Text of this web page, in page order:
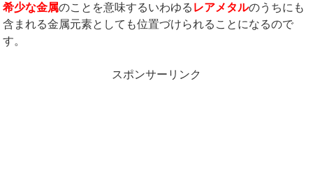
希少な金属のことを意味するいわゆる レアメタルのうちにも
含まれる金属元素としても位置づけられることになるので
す。
スポンサーリンク